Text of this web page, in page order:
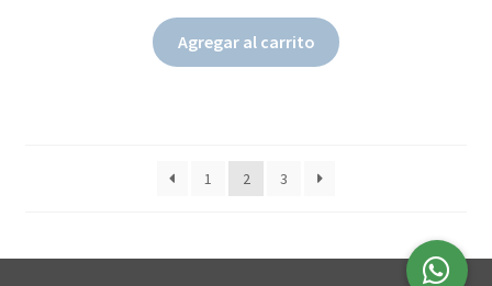
Agregar al carrito
1 2 3